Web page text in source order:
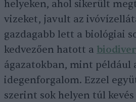
helyeken, ahol sikerült
vizeket, javult az
gazdagabb lett a biológiai
kedvezően hatott a
ágazatokban, mint például
idegenforgalom. Ezzel
szerint sok helyen túl